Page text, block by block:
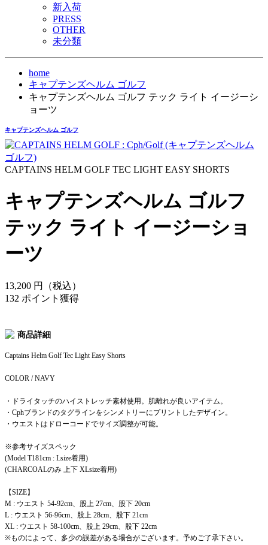
新入荷
PRESS
OTHER
未分類
home
キャプテンズヘルム ゴルフ
キャプテンズヘルム ゴルフ テック ライト イージーシ
ョーツ
キャプテンズヘルム ゴルフ
CAPTAINS HELM GOLF TEC LIGHT EASY SHORTS
キャプテンズヘルム ゴルフ
テック ライト イージーショ
ーツ
13,200 円（税込）
132 ポイント獲得
商品詳細
Captains Helm Golf Tec Light Easy Shorts
COLOR / NAVY
・ドライタッチのハイストレッチ素材使用。肌離れが良いアイテム。
・Cphブランドのタグラインをシンメトリーにプリントしたデザイン。
・ウエストはドローコードでサイズ調整が可能。
※参考サイズスペック
(Model T181cm : Lsize着用)
(CHARCOALのみ 上下 XLsize着用)
【SIZE】
M : ウエスト 54-92cm、股上 27cm、股下 20cm
L : ウエスト 56-96cm、股上 28cm、股下 21cm
XL : ウエスト 58-100cm、股上 29cm、股下 22cm
※ものによって、多少の誤差がある場合がございます。予めご了承下さい。